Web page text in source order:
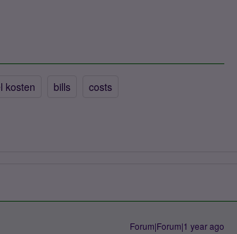
kosten bills costs
Forum|Forum|1 year ago